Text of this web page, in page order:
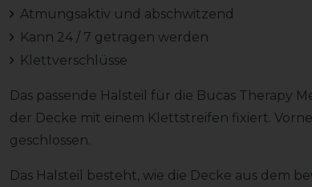
Atmungsaktiv und abschwitzend
Kann 24 / 7 getragen werden
Klettverschlüsse
Das passende Halsteil für die Bucas Therapy
der Decke mit einem Klettstreifen fixiert.
geschlossen.
Das Halsteil besteht, wie die Decke aus dem